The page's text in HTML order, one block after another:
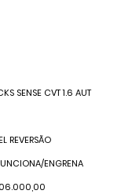
SENSE CVT 1.6 AUT
REVERSÃO
ENGRENA